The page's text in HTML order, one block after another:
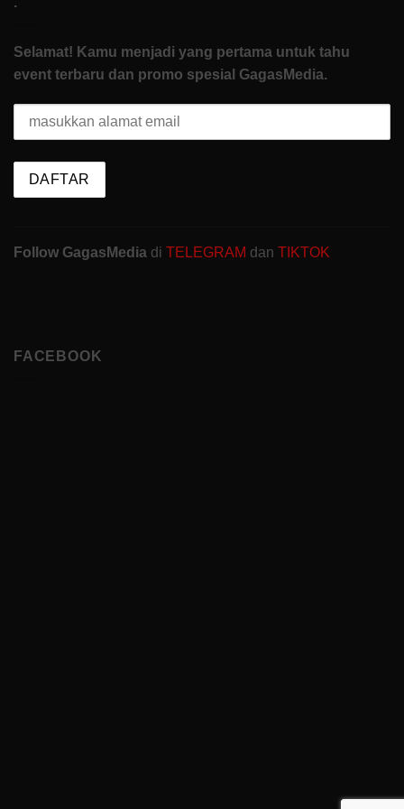
Selamat! Kamu menjadi yang pertama untuk tahu
event terbaru dan promo spesial GagasMedia.
Follow GagasMedia di TELEGRAM dan TIKTOK
FACEBOOK